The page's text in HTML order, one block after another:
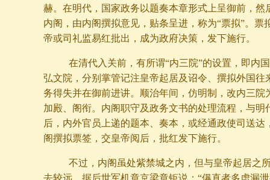
赫。在明代，国家政务以题奏本章形式上呈御前，然
内阁，由内阁撰拟意见，贴条呈进，称为“票拟”。票
帝或司礼监易红批出，成为政府决策，发下施行。
在清代入关前，有所谓“内三院”的设置，即内国
弘文院，分别掌管记注皇帝起居及诏令、撰拟外国往
务得失并在御前进讲。顺治年间，仿明制，改内三院
加殿、阁衔。内阁职守及政务文书的处理流程，与明
后，内外官员上递的题本、奏本，或经通政使司送达
阁撰拟票签，交皇帝阅后，批红发下施行。
不过，内阁虽处紫禁城之内，但与皇帝起居之
去较远。据后世军机章京梁章钜说：“儤直者多虑漏